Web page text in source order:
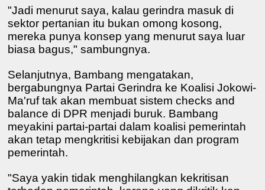
"Jadi menurut saya, kalau gerindra masuk di
sektor pertanian itu bukan omong kosong,
mereka punya konsep yang menurut saya luar
biasa bagus," sambungnya.
Selanjutnya, Bambang mengatakan,
bergabungnya Partai Gerindra ke Koalisi Jokowi-
Ma'ruf tak akan membuat sistem checks and
balance di DPR menjadi buruk. Bambang
meyakini partai-partai dalam koalisi pemerintah
akan tetap mengkritisi kebijakan dan program
pemerintah.
"Saya yakin tidak menghilangkan kekritisan